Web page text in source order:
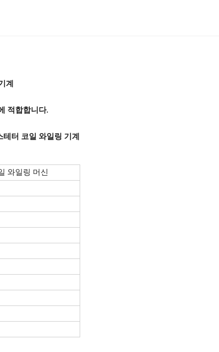
계
적합합니다.
터 코일 와일링 기계
와일링 머신